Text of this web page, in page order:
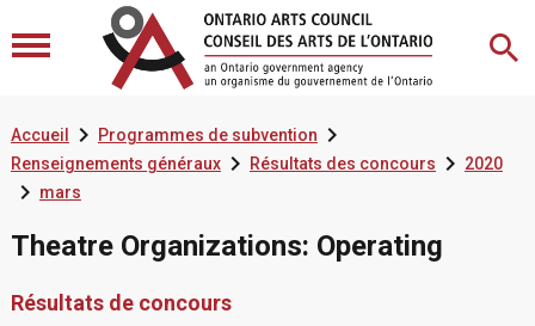
Accueil  Programmes de subvention
Renseignements généraux Résultats des concours 2020
 mars
Theatre Organizations: Operating
Résultats de concours